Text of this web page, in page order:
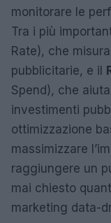
monitorare le
Tra i più
Rate), che
pubblicitarie, e il
Spend), che
investimenti
ottimizzazione
massimizzare
raggiungere un
mai chiesto
marketing data-